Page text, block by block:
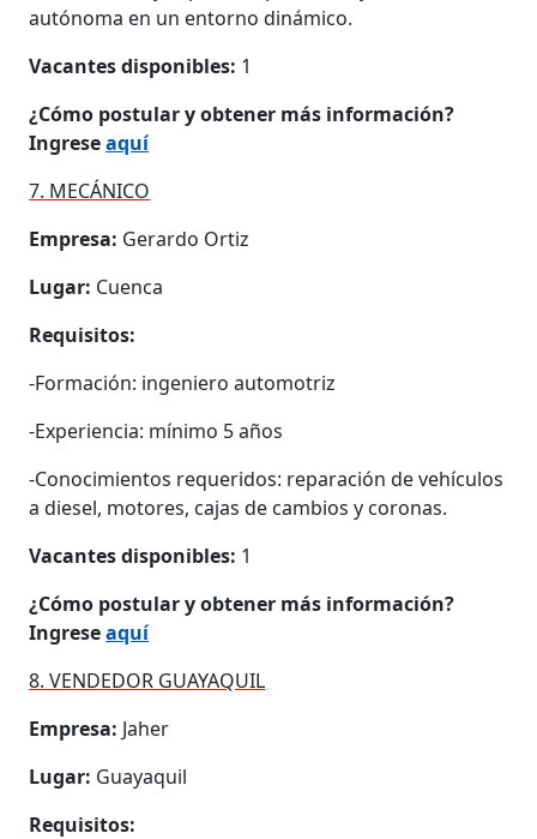
autónoma en un entorno dinámico.
Vacantes disponibles: 1
¿Cómo postular y obtener más información?
Ingreseaquí
7. MECÁNICO
Empresa: Gerardo Ortiz
Lugar: Cuenca
Requisitos:
-Formación: ingeniero automotriz
-Experiencia: mínimo 5 años
-Conocimientos requeridos: reparación de vehículos
a diesel, motores, cajas de cambios y coronas.
Vacantes disponibles: 1
¿Cómo postular y obtener más información?
Ingreseaquí
8. VENDEDOR GUAYAQUIL
Empresa: Jaher
Lugar: Guayaquil
Requisitos: